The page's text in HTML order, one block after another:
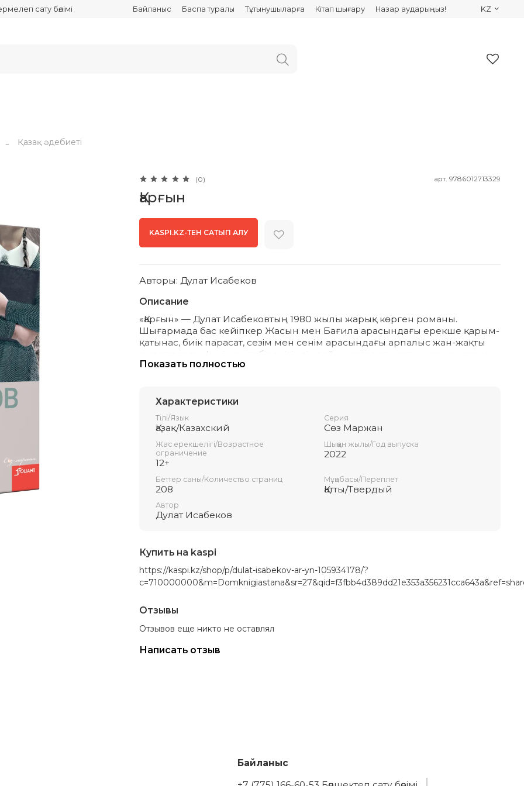
Байланыс Баспа туралы Тұтынушыларға Кітап шығару Назар аударыңыз!
сату бөлімі KZ
Қазақ әдебиеті
(0) арт. 9786012713329
Қарғын
KASPI.KZ-ТЕН САТЫП АЛУ
Авторы: Дулат Исабеков
Описание
«Қарғын» — Дулат Исабековтың 1980 жылы жарық көрген романы.
Шығармада бас кейіпкер Жасын мен Бағила арасындағы ерекше қарым-
қатынас, биік парасат, сезім мен сенім арасындағы арпалыс жан-жақты
сипатталады. Ішкі жан тебіренісіңді ұдайы қозғап отыратын роман терең
ойға жетелеп, сансыз сауал санаңа еріксіз ұялайды. Адамның жан
Кітап көпшілік оқырман қауымға арналған.
Показать полностью
Характеристики
Тілі/Язык
Қазақ/Казахский
Серия
Сөз Маржан
Жас ерекшелігі/Возрастное
ограничение
12+
Шыққан жылы/Год выпуска
2022
Беттер саны/Количество страниц
208
Мұқабасы/Переплет
Қатты/Твердый
Автор
Дулат Исабеков
Купить на kaspi
https://kaspi.kz/shop/p/dulat-isabekov-ar-yn-105934178/?
Отзывы
Отзывов еще никто не оставлял
Написать отзыв
Байланыс